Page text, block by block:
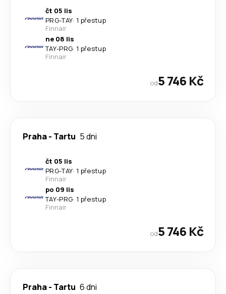
čt 05 lis
PRG-TAY· 1 přestup
Finnair
ne 08 lis
TAY-PRG· 1 přestup
Finnair
od5 746 Kč
Praha- Tartu 5 dni
čt 05 lis
PRG-TAY· 1 přestup
Finnair
po 09 lis
TAY-PRG· 1 přestup
Finnair
od5 746 Kč
Praha- Tartu 6 dni